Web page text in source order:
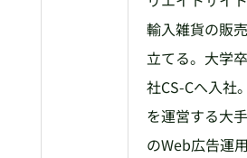
輸入雑貨の販
立てる。大学
社CS-Cへ入社
を運営する大
のWeb広告運